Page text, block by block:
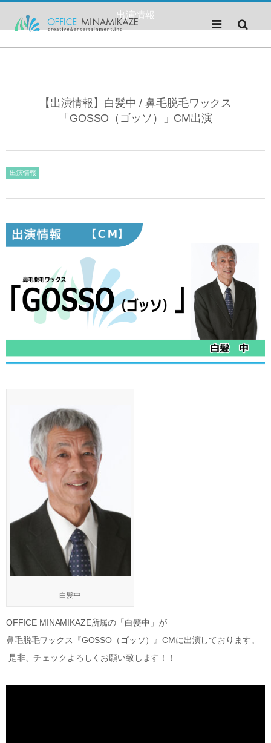
出演情報
【出演情報】白髪中 / 鼻毛脱毛ワックス
「GOSSO（ゴッソ）」CM出演
出演情報
白髪中
OFFICE MINAMIKAZE所属の「白髪中」が
鼻毛脱毛ワックス『GOSSO（ゴッソ）』CMに出演しております。
是非、チェックよろしくお願い致します！！